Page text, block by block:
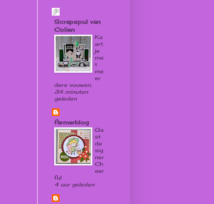
Scrapspul van
Colien
Ka
art
je
me
t
me
er
dere vouwen.
34 minuten
geleden
farmerblog
Ga
st
de
sig
ner
Ch
eer
ful
4 uur geleden